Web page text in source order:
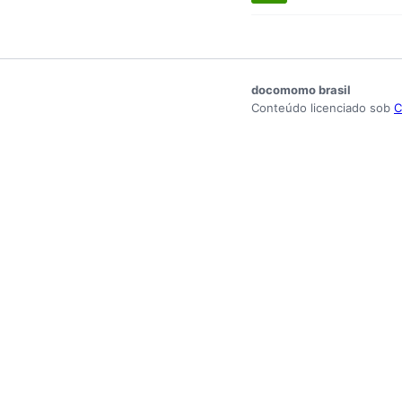
docomomo brasil
Conteúdo licenciado sob